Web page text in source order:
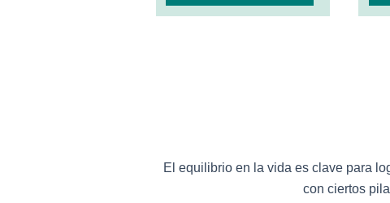
El equilibrio en la vida es clave para
con ciertos